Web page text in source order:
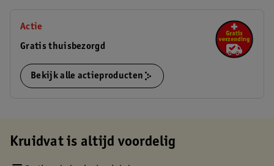
Actie
Gratis thuisbezorgd
Bekijk alle actieproducten
Kruidvat is altijd voordelig